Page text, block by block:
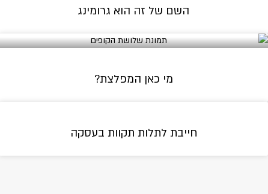
השם של זה הוא גרומינג
מי כאן המפלצת?
חייבת לתלות תקוות בעסקה